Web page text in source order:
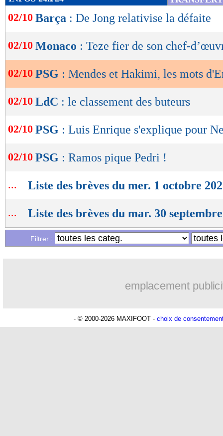
de
lecture
OK
02/10 Barça : De Jong relativise la défaite
02/10 Monaco : Teze fier de son chef-
02/10 PSG : Mendes et Hakimi, les mots
02/10 LdC : le classement des buteurs
02/10 PSG : Luis Enrique s'explique pour
02/10 PSG : Ramos pique Pedri !
... Liste des brèves du mer. 1 octobre
... Liste des brèves du mar. 30
Filtrer :
emplacement
- © 2000-2026 MAXIFOOT - choix de